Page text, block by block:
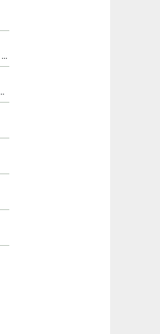
...